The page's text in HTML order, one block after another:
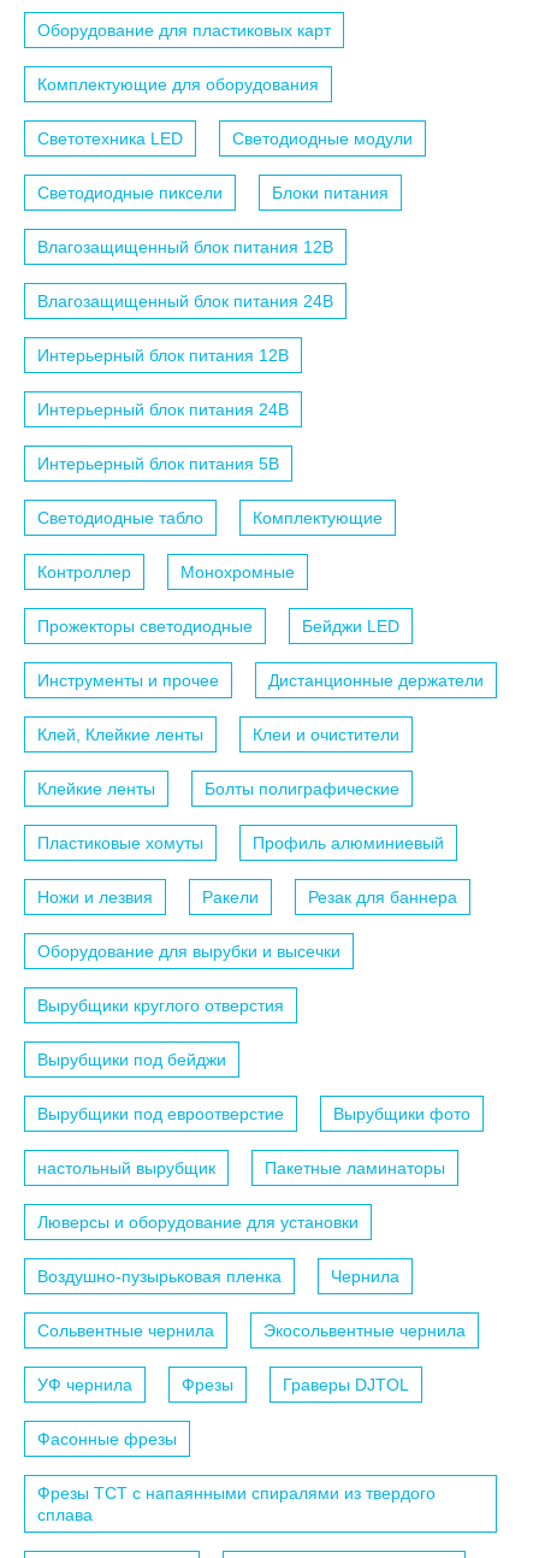
Оборудование для пластиковых карт
Комплектующие для оборудования
Светотехника LED Светодиодные модули
Светодиодные пиксели Блоки питания
Влагозащищенный блок питания 12B
Влагозащищенный блок питания 24B
Интерьерный блок питания 12B
Интерьерный блок питания 24B
Интерьерный блок питания 5B
Светодиодные табло Комплектующие
Контроллер Монохромные
Прожекторы светодиодные Бейджи LED
Инструменты и прочее Дистанционные держатели
Клей, Клейкие ленты Клеи и очистители
Клейкие ленты Болты полиграфические
Пластиковые хомуты Профиль алюминиевый
Ножи и лезвия Ракели Резак для баннера
Оборудование для вырубки и высечки
Вырубщики круглого отверстия
Вырубщики под бейджи
Вырубщики под евроотверстие Вырубщики фото
настольный вырубщик Пакетные ламинаторы
Люверсы и оборудование для установки
Воздушно-пузырьковая пленка Чернила
Сольвентные чернила Экосольвентные чернила
УФ чернила Фрезы Граверы DJTOL
Фасонные фрезы
Фрезы TCT с напаянными спиралями из твердого
сплава